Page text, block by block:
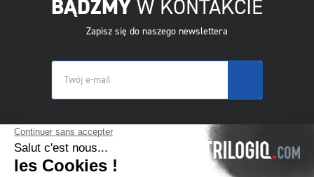
BĄDŹMY W KONTAKCIE
Zapisz się do naszego newslettera